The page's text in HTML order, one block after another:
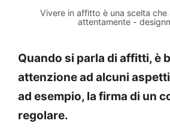
Vivere in affitto è una scelta
attentamente -
Quando si parla di affitti, è
attenzione ad alcuni
ad esempio, la firma di un
regolare.